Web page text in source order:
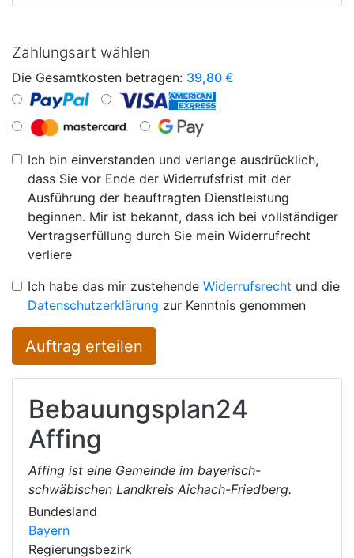
Zahlungsart wählen
Die Gesamtkosten betragen: 39,80 €
Ich bin einverstanden und verlange ausdrücklich,
dass Sie vor Ende der Widerrufsfrist mit der
Ausführung der beauftragten Dienstleistung
beginnen. Mir ist bekannt, dass ich bei vollständiger
Vertragserfüllung durch Sie mein Widerrufrecht
verliere
Ich habe das mir zustehende Widerrufsrecht und die
Datenschutzerklärung zur Kenntnis genommen
Auftrag erteilen
Bebauungsplan24
Affing
Affing ist eine Gemeinde im bayerisch-
schwäbischen Landkreis Aichach-Friedberg.
Bundesland
Bayern
Regierungsbezirk